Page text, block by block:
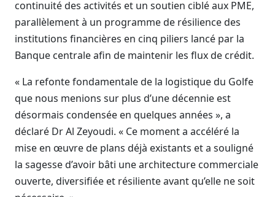
continuité des activités et un soutien ciblé aux PME,
parallèlement à un programme de résilience des
institutions financières en cinq piliers lancé par la
Banque centrale afin de maintenir les flux de crédit.
« La refonte fondamentale de la logistique du Golfe
que nous menions sur plus d’une décennie est
désormais condensée en quelques années », a
déclaré Dr Al Zeyoudi. « Ce moment a accéléré la
mise en œuvre de plans déjà existants et a souligné
la sagesse d’avoir bâti une architecture commerciale
ouverte, diversifiée et résiliente avant qu’elle ne soit